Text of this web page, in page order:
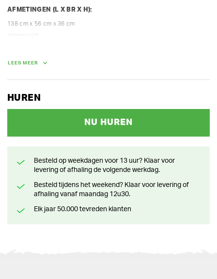
AFMETINGEN (L X BR X H):
138 cm x 56 cm x 36 cm
LEES MEER
HUREN
NU HUREN
Besteld op weekdagen voor 13 uur? Klaar voor
levering of afhaling de volgende werkdag.
Besteld tijdens het weekend? Klaar voor levering of
afhaling vanaf maandag 12u30.
Elk jaar 50.000 tevreden klanten